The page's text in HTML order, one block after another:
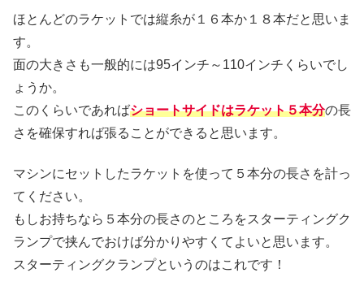
ほとんどのラケットでは縦糸が１６本か１８本だと思いま
す。
面の大きさも一般的には95インチ～110インチくらいでし
ょうか。
このくらいであればショートサイドはラケット５本分の長
さを確保すれば張ることができると思います。
マシンにセットしたラケットを使って５本分の長さを計っ
てください。
もしお持ちなら５本分の長さのところをスターティングク
ランプで挟んでおけば分かりやすくてよいと思います。
スターティングクランプというのはこれです！